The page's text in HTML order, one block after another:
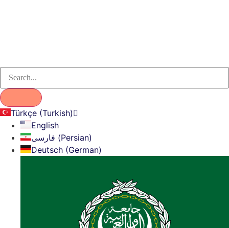
Türkçe (Turkish)
English
فارسی (Persian)
Deutsch (German)